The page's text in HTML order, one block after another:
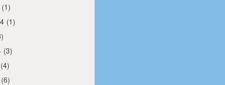
(1)
(1)
(3)
(4)
(6)